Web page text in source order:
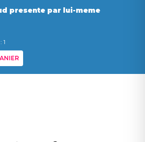
presente par lui-meme
1